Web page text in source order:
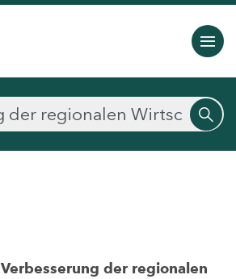
Verbesserung der regionalen